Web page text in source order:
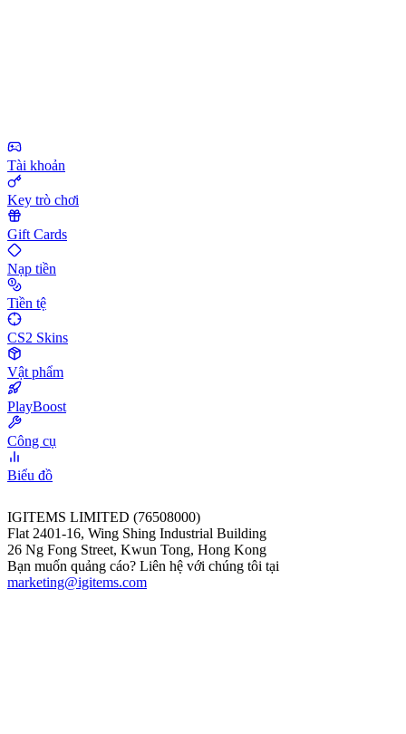
Tài khoản
Key trò chơi
Gift Cards
Nạp tiền
Tiền tệ
CS2 Skins
Vật phẩm
PlayBoost
Công cụ
Biểu đồ
IGITEMS LIMITED (76508000)
Flat 2401-16, Wing Shing Industrial Building
26 Ng Fong Street, Kwun Tong, Hong Kong
Bạn muốn quảng cáo? Liên hệ với chúng tôi tại
marketing@igitems.com